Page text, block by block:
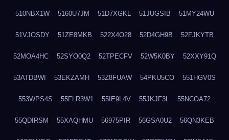
510NBX1W 5160U7JM 51D7XGKL 51JUGSIB 51MY24WU
51VJOSDY 51ZE8MKB 522X4O28 52D4GH9B 52FJKYTB
52MOA4HC 52SYO0Q2 52TPECFV 52W5K0BY 52XXY91Q
53ATDBWI 53EKZAMH 53Z8FUAW 54PKU5CO 551HGV0S
553WPS4S 55FLR3W1 55IE9L4V 55JKJF3L 55NCOA72
55QDIRSM 55XAQHMU 56975PIR 56GSA0U2 56QN3KEB